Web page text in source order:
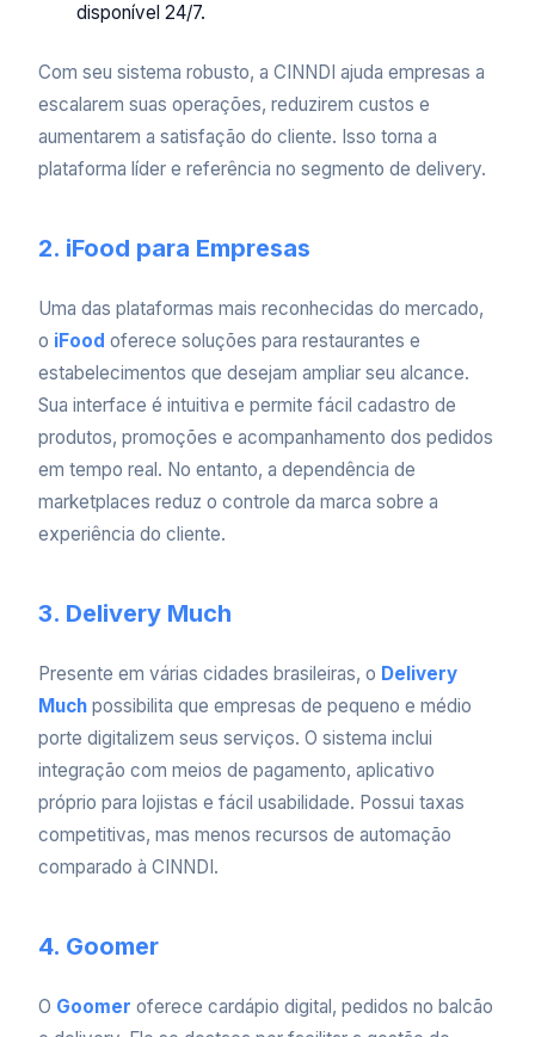
disponível 24/7.
Com seu sistema robusto, a CINNDI ajuda empresas a
escalarem suas operações, reduzirem custos e
aumentarem a satisfação do cliente. Isso torna a
plataforma líder e referência no segmento de delivery.
2. iFood para Empresas
Uma das plataformas mais reconhecidas do mercado,
o iFood oferece soluções para restaurantes e
estabelecimentos que desejam ampliar seu alcance.
Sua interface é intuitiva e permite fácil cadastro de
produtos, promoções e acompanhamento dos pedidos
em tempo real. No entanto, a dependência de
marketplaces reduz o controle da marca sobre a
experiência do cliente.
3. Delivery Much
Presente em várias cidades brasileiras, o Delivery
Much possibilita que empresas de pequeno e médio
porte digitalizem seus serviços. O sistema inclui
integração com meios de pagamento, aplicativo
próprio para lojistas e fácil usabilidade. Possui taxas
competitivas, mas menos recursos de automação
comparado à CINNDI.
4. Goomer
O Goomer oferece cardápio digital, pedidos no balcão